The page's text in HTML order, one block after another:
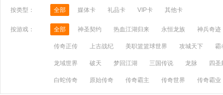
按类型： 全部 媒体卡 礼品卡 VIP卡 其他卡
按游戏： 全部 神圣契约 热血江湖归来 永恒龙族 神兵奇迹
传奇正传 上古战纪 美职篮篮球世界 攻城天下 霸
龙域世界 破天 梦回江湖 三国传说 龙脉 四圣
白蛇传奇 原始传奇 传奇霸主 传奇世界 传奇霸业